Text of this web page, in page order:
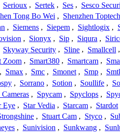
Serioux , Sertek , Ses , Sesco
Tong Bo Wei , Shenzhen Toptech
, Siemens , Siepem , Sightlogix ,
, Sionyx , Sip , Siqura ,
Skyway Security , Sline , Smallcell ,
Zoom , Smart380 , Smartcam ,
, Smax , Smc , Smonet , Smp ,
, Sorrano , Sotion , Soullife ,
Cameras , Spycam , Spyclops ,
Eye , Star Vedia , Starcam , Stardot
, Stuart Cam , Styco ,
, Sunivision , Sunkwang ,